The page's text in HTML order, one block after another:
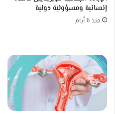
إنسانية ومسؤولية دولية
منذ 6 أيام